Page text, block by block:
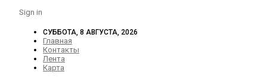
Sign in
СУББОТА, 8 АВГУСТА, 2026
Главная
Контакты
Лента
Карта